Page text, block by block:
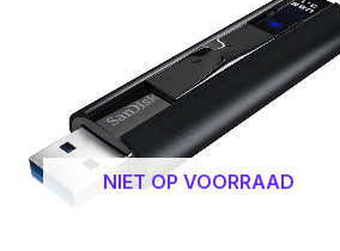
NIET OP VOORRAAD